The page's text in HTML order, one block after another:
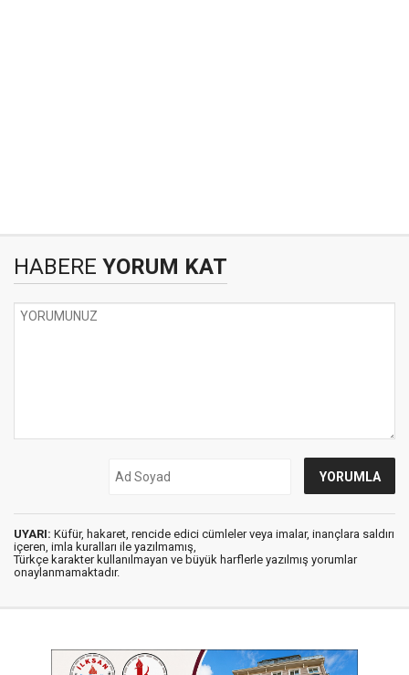
HABERE YORUM KAT
UYARI: Küfür, hakaret, rencide edici cümleler veya imalar, inançlara saldırı
içeren, imla kuralları ile yazılmamış,
Türkçe karakter kullanılmayan ve büyük harflerle yazılmış yorumlar
onaylanmamaktadır.